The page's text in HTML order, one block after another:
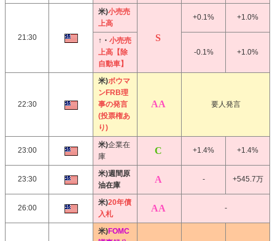
21:30
米)小売売
上高
+0.1% +1.0%
↑・ 小売売
上高【除
自動車】
-0.1% +1.0%
22:30
米)ボウマ
ンFRB理
事の発言
(投票権あ
り)
要人発言
23:00
米)企業在
庫
+1.4% +1.4%
23:30
米)週間原
油在庫
- +545.7万
26:00
米)20年債
入札
-
米)FOMC